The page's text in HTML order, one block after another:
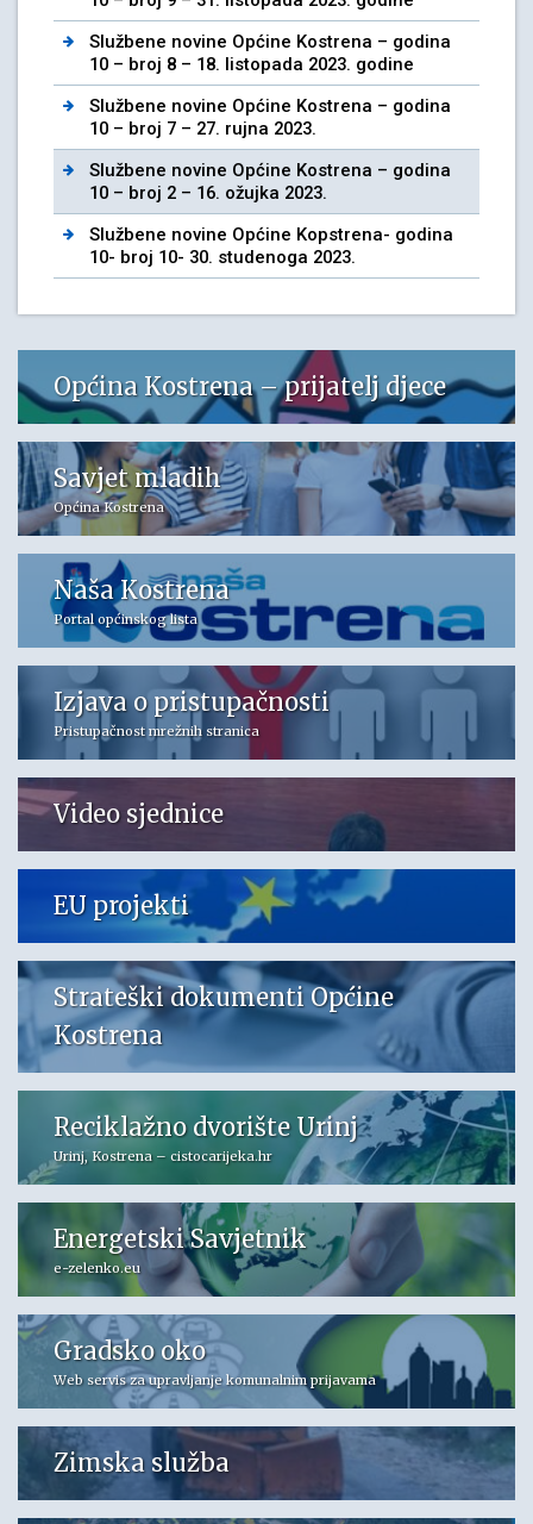
Službene novine Općine Kostrena – godina
10 – broj 8 – 18. listopada 2023. godine
Službene novine Općine Kostrena – godina
10 – broj 7 – 27. rujna 2023.
Službene novine Općine Kostrena – godina
10 – broj 2 – 16. ožujka 2023.
Službene novine Općine Kopstrena- godina
10- broj 10- 30. studenoga 2023.
Općina Kostrena – prijatelj djece
Savjet mladih
Općina Kostrena
Naša Kostrena
Portal općinskog lista
Izjava o pristupačnosti
Pristupačnost mrežnih stranica
Video sjednice
EU projekti
Strateški dokumenti Općine
Kostrena
Reciklažno dvorište Urinj
Urinj, Kostrena – cistocarijeka.hr
Energetski Savjetnik
e-zelenko.eu
Gradsko oko
Web servis za upravljanje komunalnim prijavama
Zimska služba